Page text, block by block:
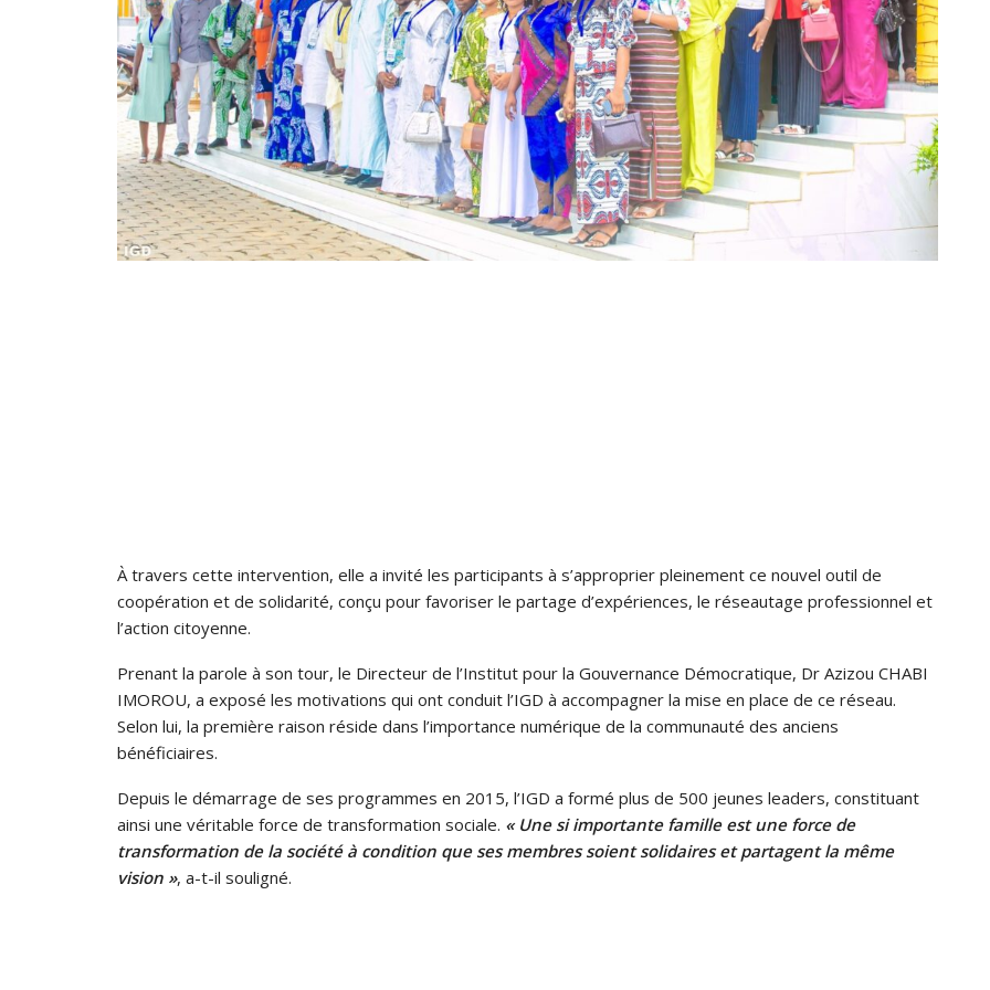
À travers cette intervention, elle a invité les participants à s’approprier pleinement ce nouvel outil de
coopération et de solidarité, conçu pour favoriser le partage d’expériences, le réseautage professionnel et
l’action citoyenne.
Prenant la parole à son tour, le Directeur de l’Institut pour la Gouvernance Démocratique, Dr Azizou CHABI
IMOROU, a exposé les motivations qui ont conduit l’IGD à accompagner la mise en place de ce réseau.
Selon lui, la première raison réside dans l’importance numérique de la communauté des anciens
bénéficiaires.
Depuis le démarrage de ses programmes en 2015, l’IGD a formé plus de 500 jeunes leaders, constituant
ainsi une véritable force de transformation sociale. « Une si importante famille est une force de
transformation de la société à condition que ses membres soient solidaires et partagent la même
vision », a-t-il souligné.